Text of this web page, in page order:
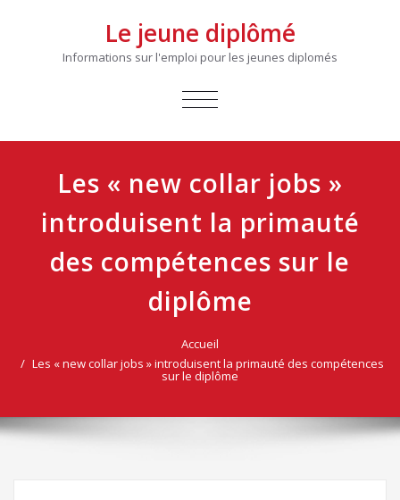
Le jeune diplômé
Informations sur l'emploi pour les jeunes diplomés
AFFICHER/MASQUER
Les « new collar jobs »
introduisent la primauté
des compétences sur le
diplôme
Accueil
Les « new collar jobs » introduisent la primauté des compétences
sur le diplôme